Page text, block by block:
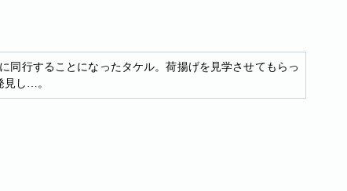
同行することになったタケル。荷揚げを見学させてもらっ
見し…。